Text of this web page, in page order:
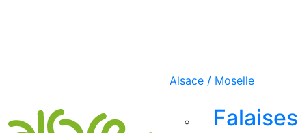
Alsace / Moselle
Falaises